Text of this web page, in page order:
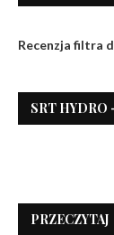
Recenzja filtra
SRT HYDRO
PRZECZYTAJ